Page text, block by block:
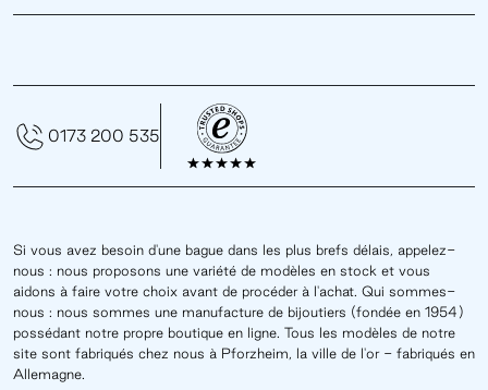
Si vous avez besoin d'une bague dans les plus brefs délais, appelez-
nous : nous proposons une variété de modèles en stock et vous
aidons à faire votre choix avant de procéder à l'achat. Qui sommes-
nous : nous sommes une manufacture de bijoutiers (fondée en 1954)
possédant notre propre boutique en ligne. Tous les modèles de notre
site sont fabriqués chez nous à Pforzheim, la ville de l'or - fabriqués en
Allemagne.
0173 200 535